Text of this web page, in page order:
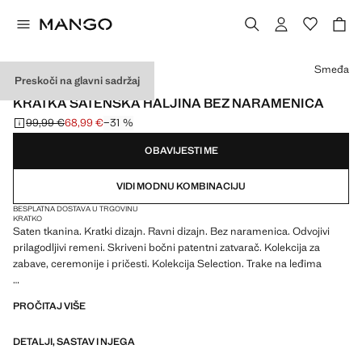
Preskoči na glavni sadržaj
SELECTION
KRATKA SATENSKA HALJINA BEZ NARAMENICA
Početna cijena prekrižena [99,99 € ]
99,99 €
Trenutačna cijena [68,99 € ]
68,99 €−31 %
Odaberite boju
Smeđa
OBAVIJESTI ME
VIDI MODNU KOMBINACIJU
BESPLATNA DOSTAVA U TRGOVINU
KRATKO
Saten tkanina. Kratki dizajn. Ravni dizajn. Bez naramenica. Odvojivi
prilagodljivi remeni. Skriveni bočni patentni zatvarač. Kolekcija za
zabave, ceremonije i pričesti. Kolekcija Selection. Trake na leđima
materijala za stvaranje ženstvene i suvremene garderobe
PROČITAJ VIŠE
DETALJI, SASTAV I NJEGA